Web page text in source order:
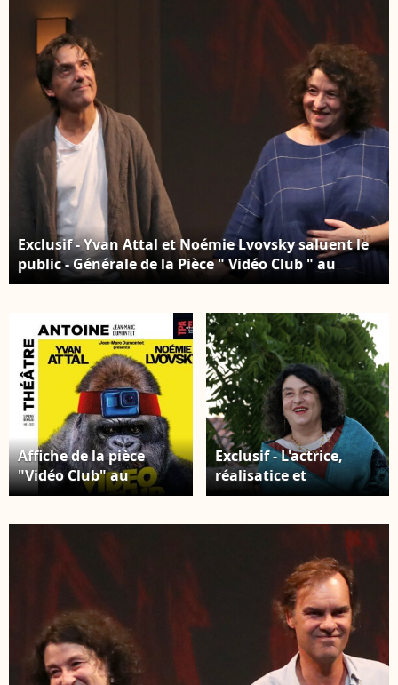
Noémie Lvovsky
Générale de la Pièce "
Vidéo Club " au
Théâtre Antoine à
Paris. Le 27 Septembre
2023. © Bertrand
Rindoff / Bestimage
Exclusif - Yvan Attal et Noémie Lvovsky saluent le
public - Générale de la Pièce " Vidéo Club " au
Théâtre Antoine à Paris. Le 27 Septembre 2023. ©
Affiche de la pièce
"Vidéo Club" au
théâtre Antoine
Exclusif - L'actrice,
réalisatice et
scénariste Noémie
Beychevelle à Saint-
Julien de Beychevelle -
Rendez-vous lors du
Festival International
du Film en Médoc "Les
Vendanges du 7ème
art" © Jean-Marc
Lhomer / Bestimage